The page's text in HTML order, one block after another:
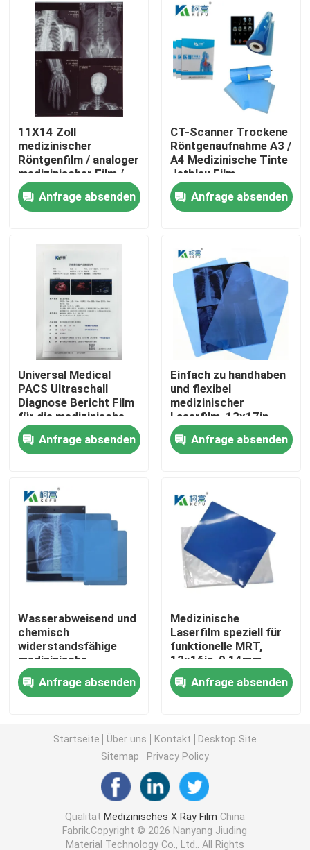
Startseite
Produkte
Fabrik Tour
Qualitätskontrolle
Kontakt
Nachrichten
Alle Fälle
Medizinisches X Ray Film
Tintenstrahl X Ray Film
Laser X Ray Film
Medizinischer trockener Film
Strahlnfilm des HAUSTIERES X
Wärmeübertragungs-Film
medizinischer thermischer Film
11X14 Zoll
medizinischer
Röntgenfilm / analoger
medizinischer Film /
Trockenfilm
Anfrage absenden
CT-Scanner Trockene
Röntgenaufnahme A3 /
A4 Medizinische Tinte
Jetblau Film
Röntgenfilm PET
Anfrage absenden
Universal Medical
PACS Ultraschall
Diagnose Bericht Film
für die medizinische
Maschine
Anfrage absenden
Einfach zu handhaben
und flexibel
medizinischer
Laserfilm, 13x17in,
0,15mm, mit einer
glatten und
biegfähigen
Anfrage absenden
Wasserabweisend und
chemisch
widerstandsfähige
medizinische
Laserfolie, 10x14in,
0,13mm, geeignet für
den Einsatz in rauen
Umgebungen
Anfrage absenden
Medizinische
Laserfilm speziell für
funktionelle MRT,
12x16in, 0,14mm,
Erfassung
dynamischer
Hirnaktivitäten
Anfrage absenden
Startseite Über uns Kontakt
Desktop Site
Sitemap
Privacy Policy
Qualität Medizinisches X Ray Film China
Fabrik.Copyright © 2026 Nanyang Jiuding
Material Technology Co., Ltd.. All Rights